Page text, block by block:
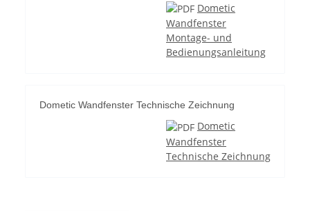
Dometic
Wandfenster
Montage- und
Bedienungsanleitung
Dometic Wandfenster Technische Zeichnung
Dometic
Wandfenster
Technische Zeichnung